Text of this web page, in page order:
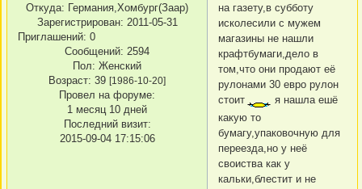
Откуда: Германия,Хомбург(Заар)
Зарегистрирован: 2011-05-31
Приглашений: 0
Сообщений: 2594
Пол: Женский
Возраст: 39 [1986-10-20]
Провел на форуме:
1 месяц 10 дней
Последний визит:
2015-09-04 17:15:06
на газету,в субботу
исколесили с мужем
магазины не нашли
крафтбумаги,дело в
том,что они продают её
рулонами 30 евро рулон
стоит
я нашла ешё
какую то
бумагу,упаковочную для
переезда,но у неё
своиства как у
кальки,блестит и не